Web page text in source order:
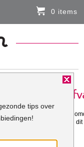
mijn doel: 8-5-2012
dat zal moeilijk worden
10 kilo gegroeid ben. Ik wil
0 items
tips over